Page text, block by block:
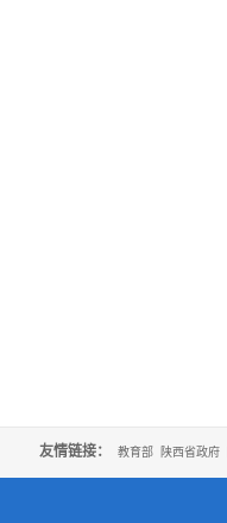
友情链接： 教育部 陕西省政府